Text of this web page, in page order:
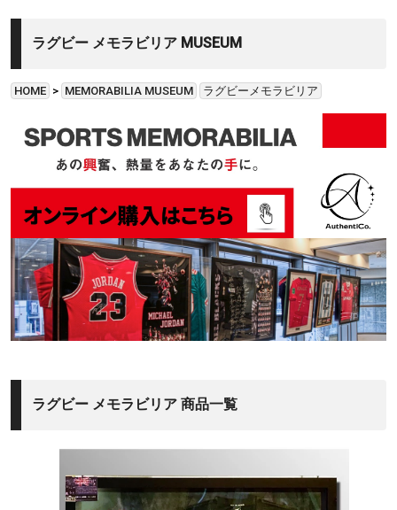
貸切利用 アクセス情報
ラグビー メモラビリア MUSEUM
HOME > MEMORABILIA MUSEUM ラグビーメモラビリア
ラグビー メモラビリア 商品一覧